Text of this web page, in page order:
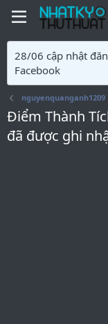
28/06 cập nhật
Facebook
nguyenquanganh1209
Điểm Thành
đã được ghi